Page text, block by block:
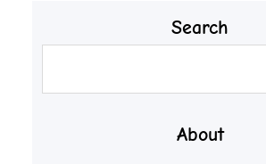
Search
About